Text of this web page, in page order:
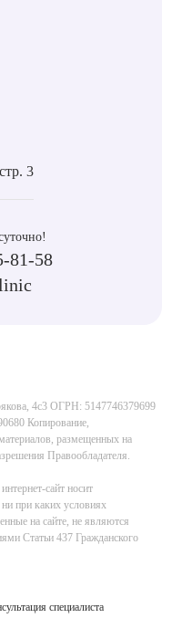
3
81-58
4с3 ОГРН: 5147746379699
Копирование,
размещенных на
Правообладателя.
сайт носит
при каких условиях
на сайте, не являются
Статьи 437 Гражданского
специалиста